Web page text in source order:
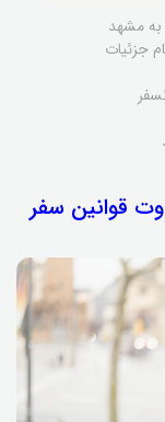
مشهد
جزئیات
قوانین سفر